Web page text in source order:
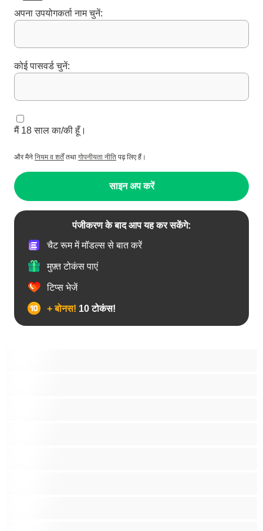
अपना उपयोगकर्ता नाम चुनें:
कोई पासवर्ड चुनें:
मैं 18 साल का/की हूँ।
और मैने नियम व शर्तेंतथा गोपनीयता नीति पढ़ लिए हैं।
साइन अप करें
पंजीकरण के बाद आप यह कर सकेंगे:
चैट रूम में मॉडल्स से बात करें
मुफ़्त टोकंस पाएं
टिप्स भेजें
+ बोनस! 10 टोकंस!